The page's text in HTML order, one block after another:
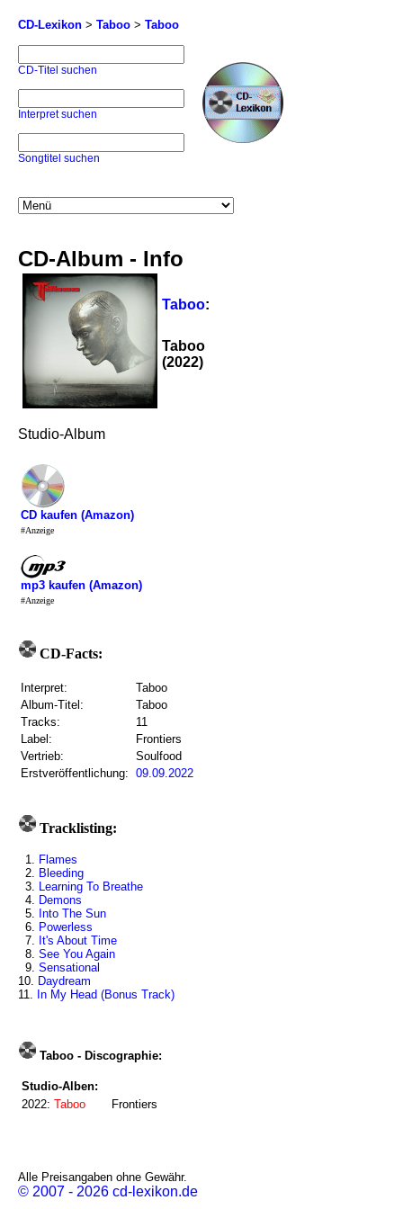
CD-Lexikon > Taboo > Taboo
CD-Titel suchen
Interpret suchen
Songtitel suchen
CD-Album - Info
Taboo:
Taboo
(2022)
Studio-Album
CD kaufen (Amazon)
#Anzeige
mp3 kaufen (Amazon)
#Anzeige
CD-Facts:
Interpret:
Taboo
Album-Titel:
Taboo
Tracks:
11
Label:
Frontiers
Vertrieb:
Soulfood
Erstveröffentlichung: 09.09.2022
Tracklisting:
1. Flames
2. Bleeding
3. Learning To Breathe
4. Demons
5. Into The Sun
6. Powerless
7. It's About Time
8. See You Again
9. Sensational
10. Daydream
11. In My Head (Bonus Track)
Taboo - Discographie:
Studio-Alben:
2022: Taboo Frontiers
Alle Preisangaben ohne Gewähr.
© 2007 - 2026 cd-lexikon.de